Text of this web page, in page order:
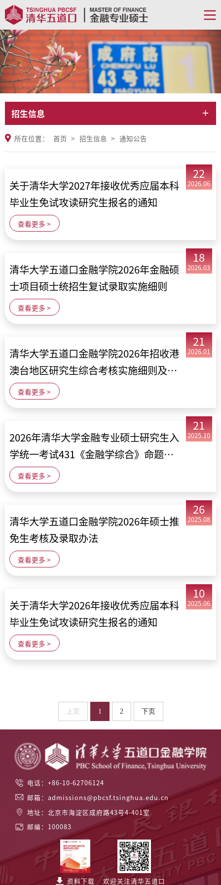
招生信息
所在位置： 首页 > 招生信息 > 通知公告
22
2026.06
关于清华大学2027年接收优秀应届本科
毕业生免试攻读研究生报名的通知
查看更多 >
18
2026.03
清华大学五道口金融学院2026年金融硕
士项目硕士统招生复试录取实施细则
查看更多 >
21
2026.01
清华大学五道口金融学院2026年招收港
澳台地区研究生综合考核实施细则及录
取办法
查看更多 >
21
2025.10
2026年清华大学金融专业硕士研究生入
学统一考试431《金融学综合》命题大
纲查看更多 >
26
2025.08
清华大学五道口金融学院2026年硕士推
免生考核及录取办法
查看更多 >
10
2025.06
关于清华大学2026年接收优秀应届本科
毕业生免试攻读研究生报名的通知
查看更多 >
上页 1 2 下页
电话：+86-10-62706124
邮箱：admissions@pbcsf.tsinghua.edu.cn
地址：北京市海淀区成府路43号4-401室
邮编：100083
资料下载 欢迎关注清华五道口